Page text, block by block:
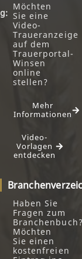
Möchten
Sie eine
Video-
Traueranzeige
auf dem
Trauerportal-
Winsen
online
stellen?
Mehr
Informationen
Video-
Vorlagen
entdecken
Haben Sie
Fragen zum
Möchten
Sie einen
kostenfreien